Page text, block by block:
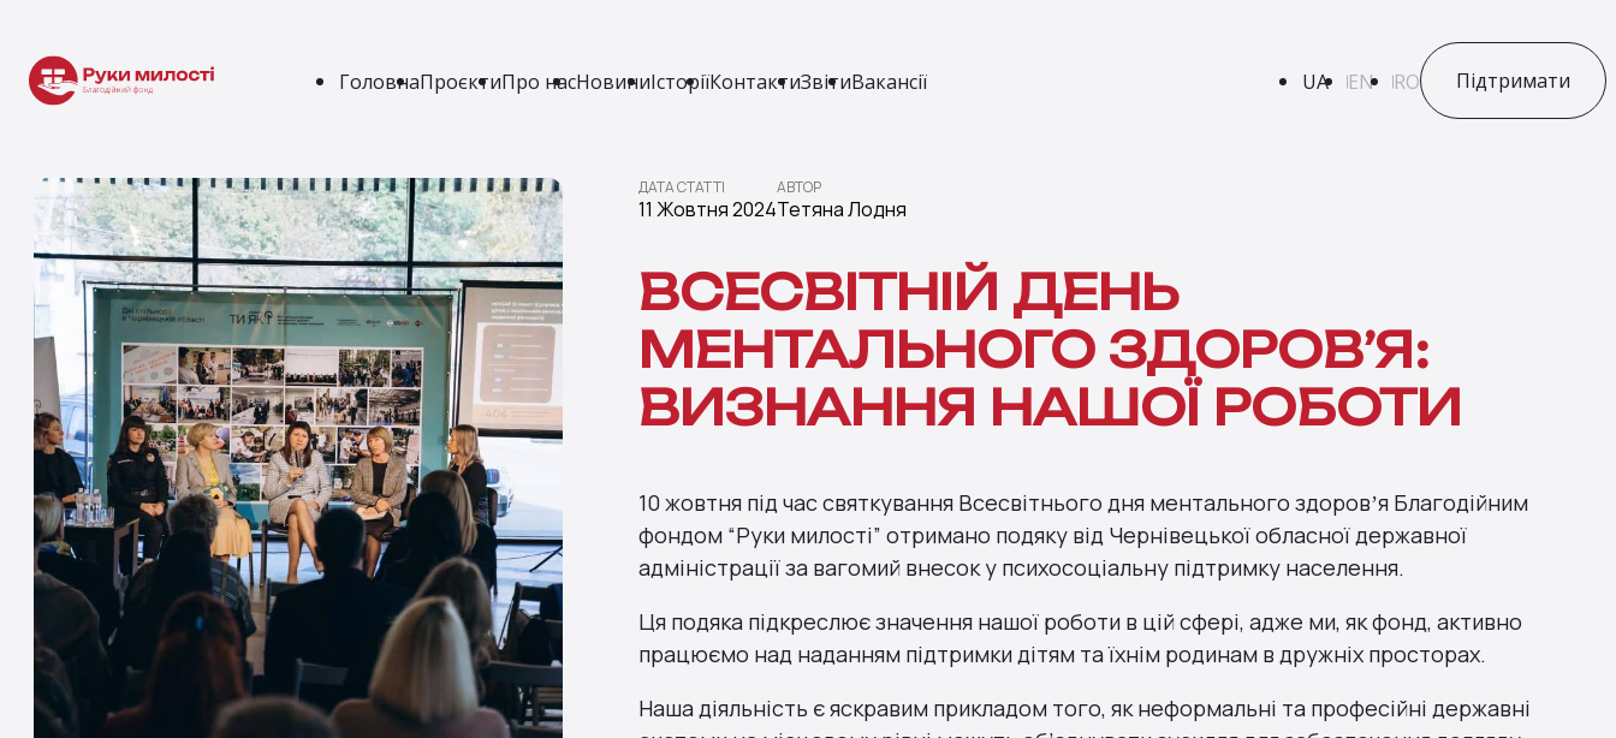
ГоловнаПроєктиПро насНовиниІсторіїКонтактиЗвітиВакансії UA EN RO Підтримати
ДАТА СТАТТІ
11 Жовтня 2024
АВТОР
Тетяна Лодня
ВСЕСВІТНІЙ ДЕНЬ
МЕНТАЛЬНОГО ЗДОРОВʼЯ:
ВИЗНАННЯ НАШОЇ РОБОТИ
10 жовтня під час святкування Всесвітнього дня ментального здоровʼя Благодійним
фондом “Руки милості” отримано подяку від Чернівецької обласної державної
адміністрації за вагомий внесок у психосоціальну підтримку населення.
Ця подяка підкреслює значення нашої роботи в цій сфері, адже ми, як фонд, активно
працюємо над наданням підтримки дітям та їхнім родинам в дружніх просторах.
Наша діяльність є яскравим прикладом того, як неформальні та професійні державні